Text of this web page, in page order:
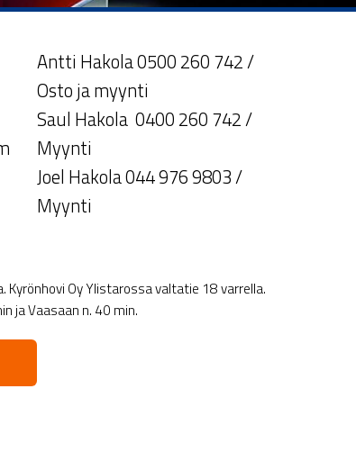
Antti Hakola 0500 260 742 /
Osto ja myynti
Saul Hakola 0400 260 742 /
Myynti
Joel Hakola 044 976 9803 /
Myynti
Oy Ylistarossa valtatie 18 varrella.
ja Vaasaan n. 40 min.